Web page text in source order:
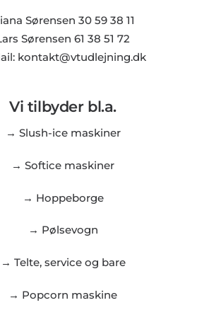
Sørensen 30 59 38 11
Sørensen 61 38 51 72
kontakt@vtudlejning.dk
Vi tilbyder bl.a.
→ Slush-ice maskiner
→ Softice maskiner
→ Hoppeborge
→ Pølsevogn
→ Telte, service og bare
→ Popcorn maskine